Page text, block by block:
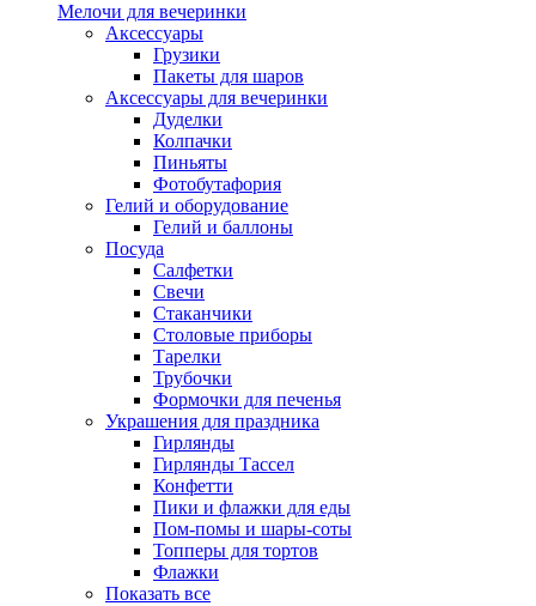
Мелочи для вечеринки
Аксессуары
Грузики
Пакеты для шаров
Аксессуары для вечеринки
Дуделки
Колпачки
Пиньяты
Фотобутафория
Гелий и оборудование
Гелий и баллоны
Посуда
Салфетки
Свечи
Стаканчики
Столовые приборы
Тарелки
Трубочки
Формочки для печенья
Украшения для праздника
Гирлянды
Гирлянды Тассел
Конфетти
Пики и флажки для еды
Пом-помы и шары-соты
Топперы для тортов
Флажки
Показать все